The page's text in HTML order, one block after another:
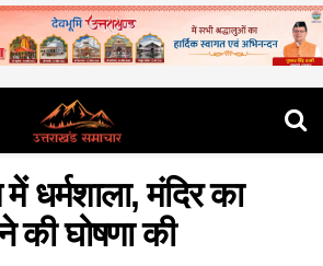
धर्मशाला, मंदिर का
की घोषणा की